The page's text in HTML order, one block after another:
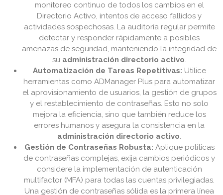
monitoreo continuo de todos los cambios en el
Directorio Activo, intentos de acceso fallidos y
actividades sospechosas. La auditoría regular permite
detectar y responder rápidamente a posibles
amenazas de seguridad, manteniendo la integridad de
su administración directorio activo.
Automatización de Tareas Repetitivas: Utilice
herramientas como ADManager Plus para automatizar
el aprovisionamiento de usuarios, la gestión de grupos
y el restablecimiento de contraseñas. Esto no solo
mejora la eficiencia, sino que también reduce los
errores humanos y asegura la consistencia en la
administración directorio activo.
Gestión de Contraseñas Robusta: Aplique políticas
de contraseñas complejas, exija cambios periódicos y
considere la implementación de autenticación
multifactor (MFA) para todas las cuentas privilegiadas.
Una gestión de contraseñas sólida es la primera línea